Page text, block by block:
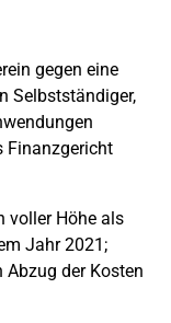
gegen eine
Selbstständiger,
Finanzgericht
voller Höhe als
Jahr 2021;
der Kosten